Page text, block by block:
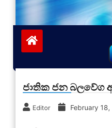
ජාතික ජන බලවේග
Editor February